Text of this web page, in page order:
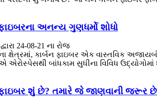
અનન્ય ગુણધર્મો શોધો
24-08-21 ના ​​રોજ
ક્ષેત્રમાં, કાર્બન ફાઇબર એક વાસ્તવિક
એરોસ્પેસથી બાંધકામ સુધીના વિવિધ
ફાઇબર શું છે? તમારે જે જાણવાની જરૂર